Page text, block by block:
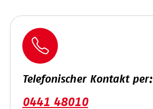
Telefonischer Kontakt per:
0441 48010